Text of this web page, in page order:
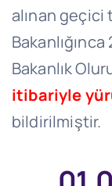
alınan geçici
Bakanlık
itibariyle
bildirilmiştir.